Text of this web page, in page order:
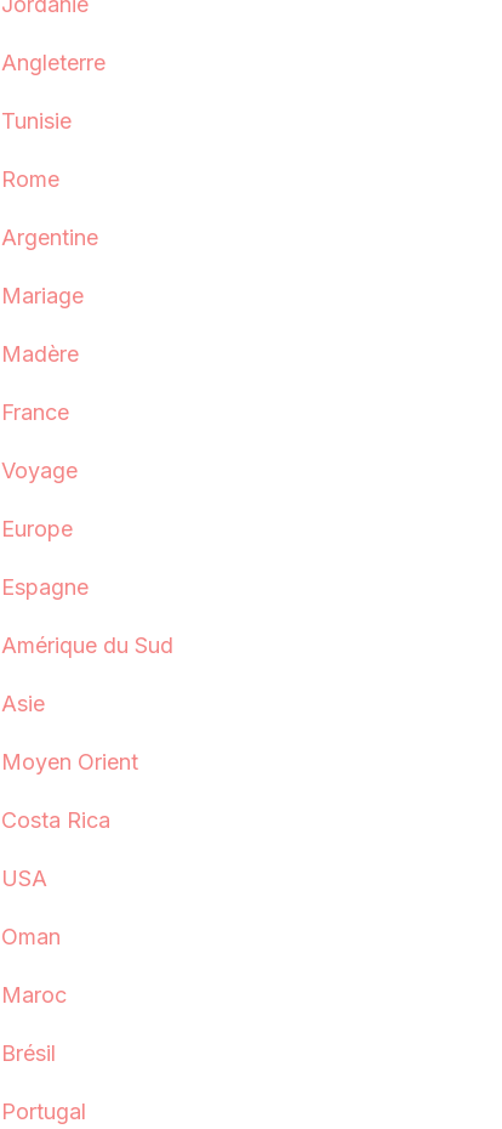
Angleterre
Tunisie
Rome
Argentine
Mariage
Madère
France
Voyage
Europe
Espagne
Amérique du Sud
Asie
Moyen Orient
Costa Rica
USA
Oman
Maroc
Brésil
Portugal